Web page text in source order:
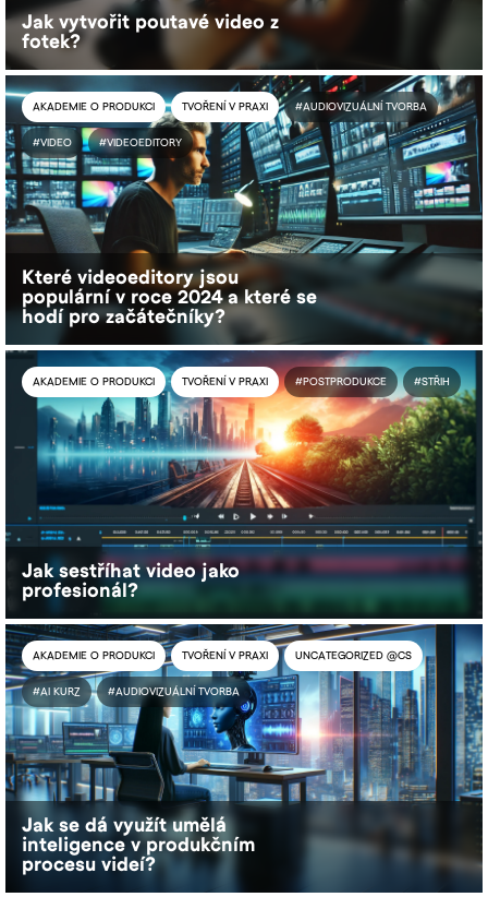
Jak vytvořit poutavé video z
fotek?
AKADEMIE O PRODUKCI TVOŘENÍ V PRAXI #AUDIOVIZUÁLNÍ TVORBA
#VIDEO #VIDEOEDITORY
Které videoeditory jsou
populární v roce 2024 a které se
hodí pro začátečníky?
AKADEMIE O PRODUKCI TVOŘENÍ V PRAXI #POSTPRODUKCE #STŘIH
Jak sestříhat video jako
profesionál?
AKADEMIE O PRODUKCI TVOŘENÍ V PRAXI UNCATEGORIZED @CS
#AI KURZ #AUDIOVIZUÁLNÍ TVORBA
Jak se dá využít umělá
inteligence v produkčním
procesu videí?